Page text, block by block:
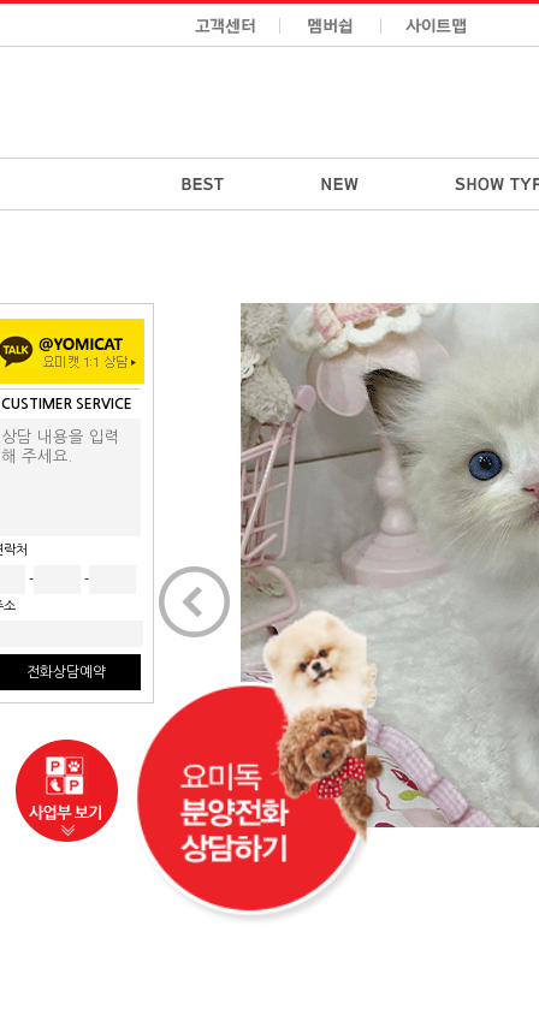
CUSTIMER SERVICE
락처
-
-
소
전화상담예약
사업부보기